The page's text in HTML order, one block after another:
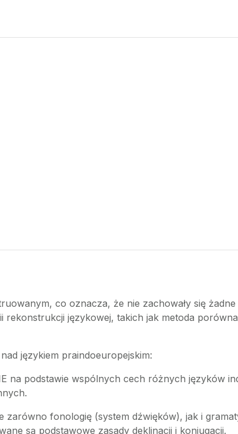
co oznacza, że nie zachowały się
rekonstrukcji językowej, takich jak metoda
językiem praindoeuropejskim:
na podstawie wspólnych cech różnych języków
zarówno fonologię (system dźwięków), jak i
są podstawowe zasady deklinacji i koniugacji.